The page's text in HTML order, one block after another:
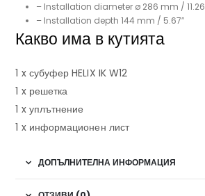
– Installation diameter ø 286 mm / 11.26
– Installation depth 144 mm / 5.67″
Какво има в кутията
1 x субуфер HELIX IK W12
1 x решетка
1 x уплътнение
1 x информационен лист
ДОПЪЛНИТЕЛНА ИНФОРМАЦИЯ